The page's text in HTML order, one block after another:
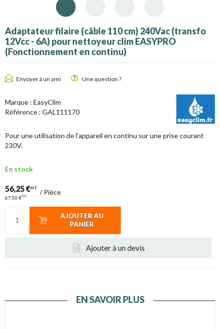
Adaptateur filaire (câble 110 cm) 240Vac (transfo
12Vcc - 6A) pour nettoyeur clim EASYPRO
(Fonctionnement en continu)
Envoyer à un ami Une question ?
Marque : EasyClim
Référence : GAL111170
Pour une utilisation de l'appareil en continu sur une prise courant
230V.
En stock
56,25 €HT
67,50 €TTC /Pièce
AJOUTER AU
PANIER
Ajouter à un devis
EN SAVOIR PLUS